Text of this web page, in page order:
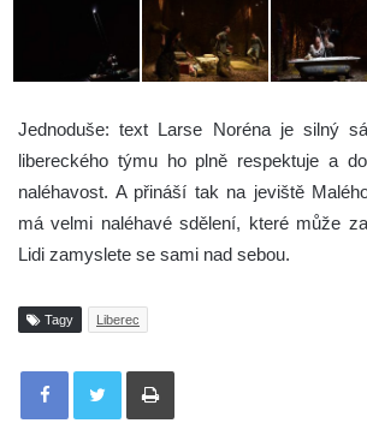
Jednoduše: text Larse Noréna je silný
libereckého týmu ho plně respektuje a
naléhavost. A přináší tak na jeviště
má velmi naléhavé sdělení, které může
Lidi zamyslete se sami nad sebou.
Tagy Liberec
Tisknout